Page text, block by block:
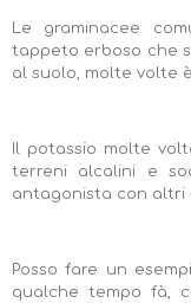
Le graminacee
tappeto erboso che
al suolo, molte volte
Il potassio molte
terreni alcalini e
antagonista con altri
Posso fare un
qualche tempo fà,